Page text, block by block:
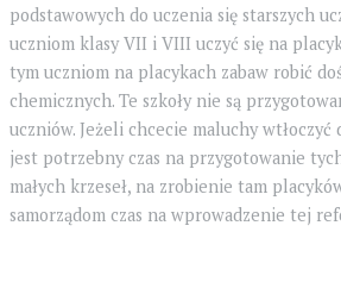
podstawowych do uczenia się starszych
uczniom klasy VII i VIII uczyć się na
tym uczniom na placykach zabaw robić
chemicznych. Te szkoły nie są
uczniów. Jeżeli chcecie maluchy
jest potrzebny czas na przygotowanie
małych krzeseł, na zrobienie tam
samorządom czas na wprowadzenie tej